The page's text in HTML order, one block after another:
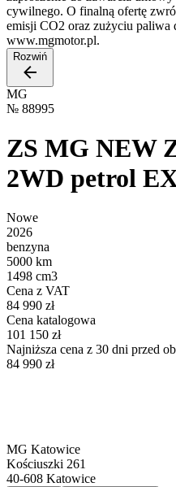
cywilnego. O finalną ofertę
emisji CO2 oraz zużyciu paliwa
www.mgmotor.pl.
Rozwiń
MG
№ 88995
ZS MG NEW
2WD petrol
Nowe
2026
benzyna
5000 km
1498 cm3
Cena z VAT
84 990 zł
Cena katalogowa
101 150 zł
Najniższa cena z 30 dni przed
84 990 zł
MG Katowice
Kościuszki 261
40-608 Katowice